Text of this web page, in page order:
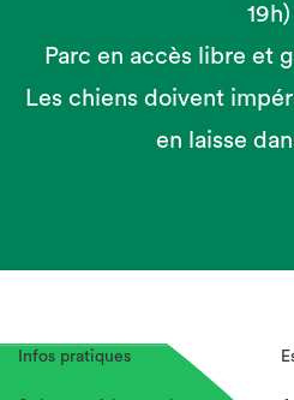
19h)
Parc en accès libre et
Les chiens doivent
en laisse
Infos pratiques